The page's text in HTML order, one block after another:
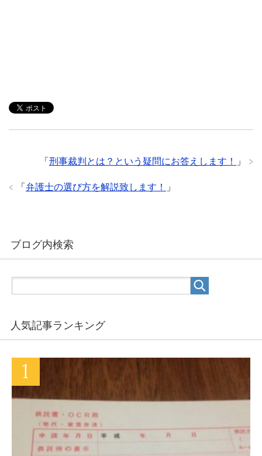
「 刑事裁判とは？という疑問にお答えします！ 」
「 弁護士の選び方を解説致します！ 」
ブログ内検索
人気記事ランキング